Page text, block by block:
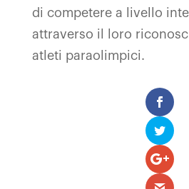
di competere a livello
attraverso il loro
atleti paraolimpici.